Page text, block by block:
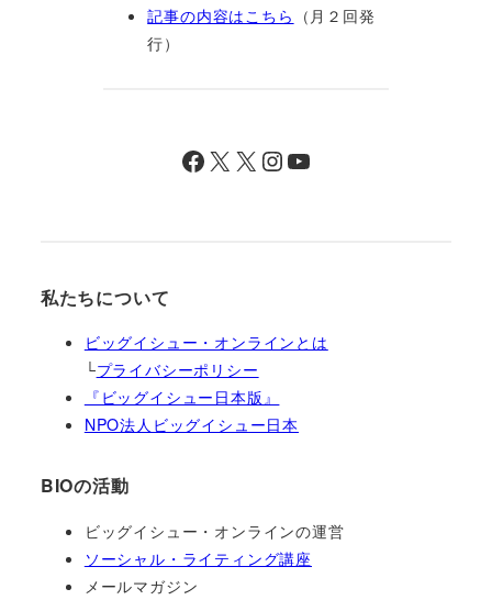
記事の内容はこちら （月２回発
行）
Facebook X X InstagramYouTube
私たちについて
ビッグイシュー・オンラインとは
└プライバシーポリシー
『ビッグイシュー日本版』
NPO法人ビッグイシュー日本
BIOの活動
ビッグイシュー・オンラインの運営
ソーシャル・ライティング講座
メールマガジン